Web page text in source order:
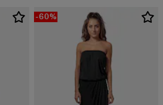
-60%